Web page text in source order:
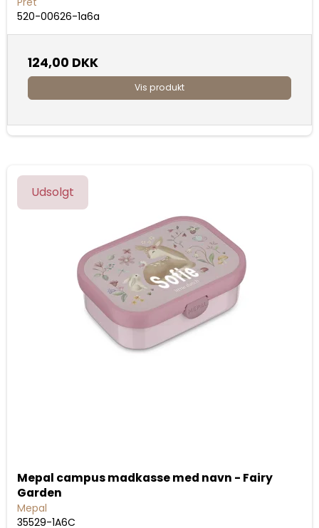
520-00626-1a6a
124,00 DKK
Vis produkt
Udsolgt
Mepal campus madkasse med navn - Fairy
Garden
Mepal
35529-1A6C